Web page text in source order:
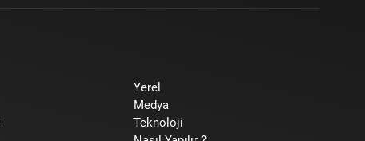
Yerel
Medya
Teknoloji